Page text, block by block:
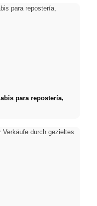
para repostería,